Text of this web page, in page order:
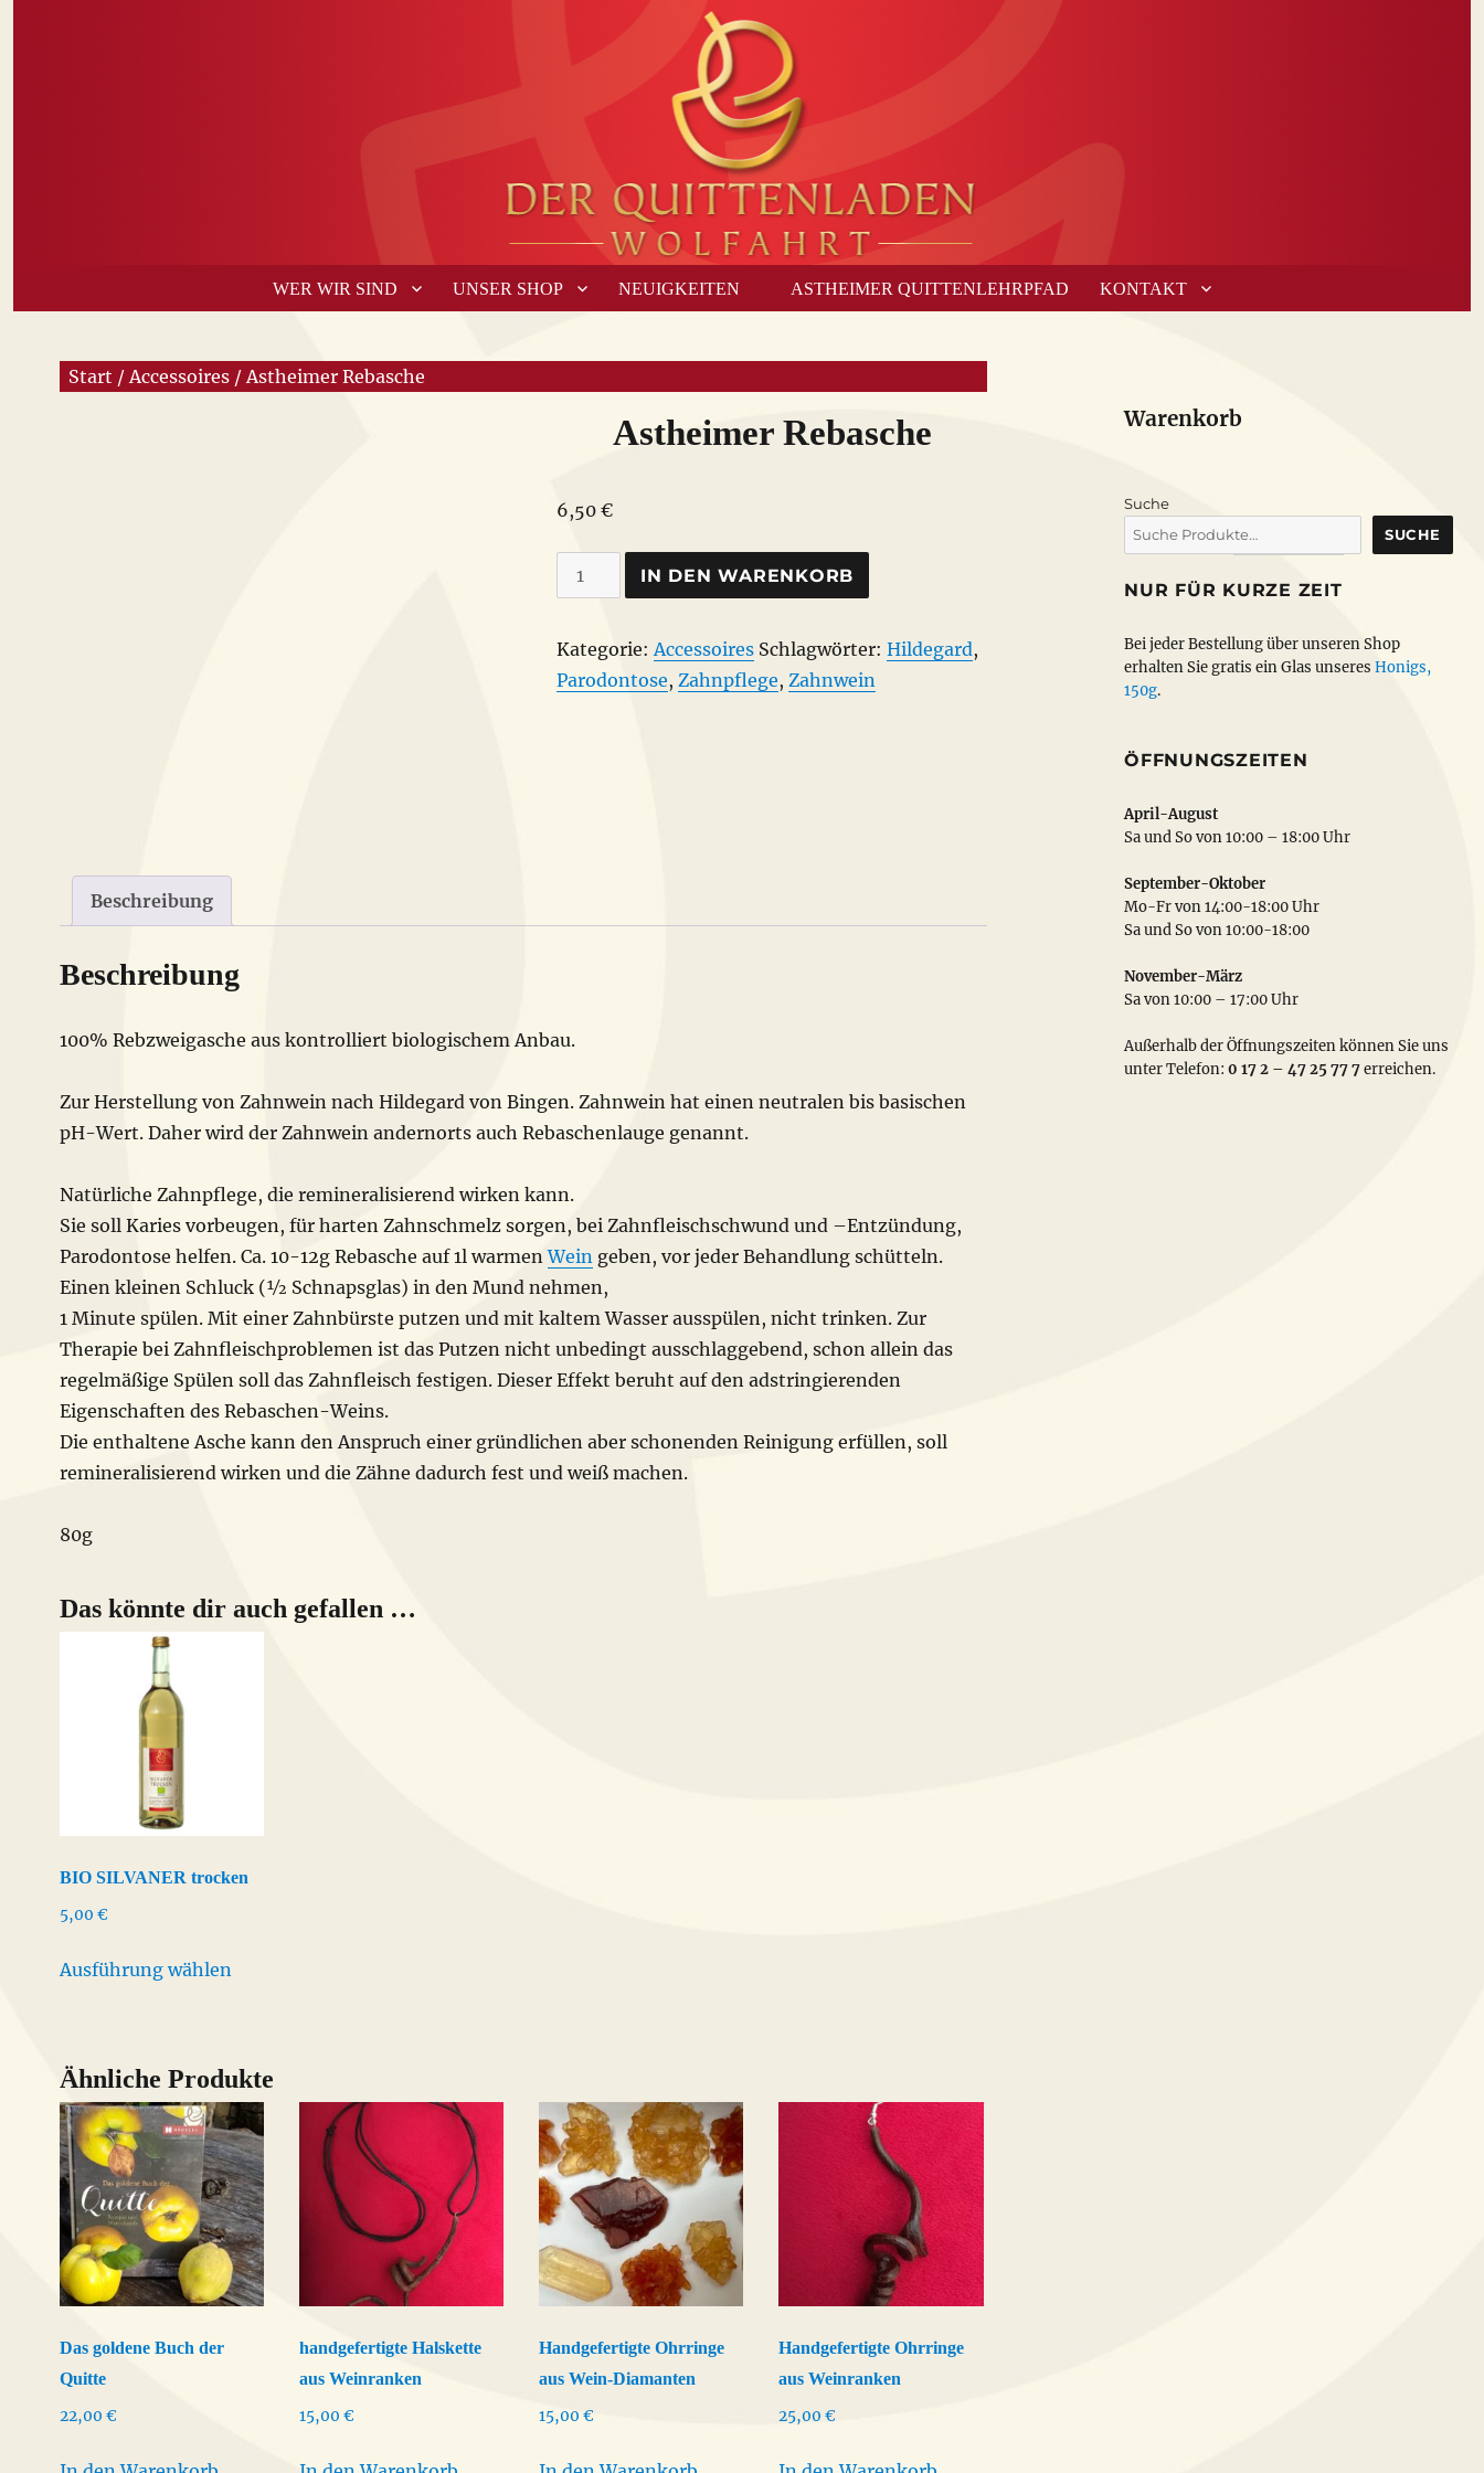
WER WIR SIND UNSER SHOP NEUIGKEITEN ASTHEIMER QUITTENLEHRPFAD KONTAKT
Start /Accessoires / Astheimer Rebasche
Astheimer Rebasche
6,50 €
Astheimer
Rebasche
IN DEN WARENKORB
Kategorie:Accessoires Schlagwörter: Hildegard,
Parodontose, Zahnpflege, Zahnwein
Beschreibung
Beschreibung
100% Rebzweigasche aus kontrolliert biologischem Anbau.
Zur Herstellung von Zahnwein nach Hildegard von Bingen. Zahnwein hat einen neutralen bis basischen
pH-Wert. Daher wird der Zahnwein andernorts auch Rebaschenlauge genannt.
Natürliche Zahnpflege, die remineralisierend wirken kann.
Sie soll Karies vorbeugen, für harten Zahnschmelz sorgen, bei Zahnfleischschwund und –Entzündung,
Parodontose helfen. Ca. 10-12g Rebasche auf 1l warmenWein geben, vor jeder Behandlung schütteln.
Einen kleinen Schluck (½ Schnapsglas) in den Mund nehmen,
1 Minute spülen. Mit einer Zahnbürste putzen und mit kaltem Wasser ausspülen, nicht trinken. Zur
Therapie bei Zahnfleischproblemen ist das Putzen nicht unbedingt ausschlaggebend, schon allein das
regelmäßige Spülen soll das Zahnfleisch festigen. Dieser Effekt beruht auf den adstringierenden
Eigenschaften des Rebaschen-Weins.
Die enthaltene Asche kann den Anspruch einer gründlichen aber schonenden Reinigung erfüllen, soll
remineralisierend wirken und die Zähne dadurch fest und weiß machen.
80g
Das könnte dir auch gefallen …
BIO SILVANER trocken
5,00 €
Ausführung wählen
Produkt
Varianten
auf.
Die
Optionen
können
auf
der
Produktseite
Ähnliche Produkte
Das goldene Buch der
Quitte
22,00 €
handgefertigte Halskette
aus Weinranken
15,00€
Handgefertigte Ohrringe
aus Wein-Diamanten
15,00€
Handgefertigte Ohrringe
aus Weinranken
25,00€
Warenkorb
Suche
SUCHE
NUR FÜR KURZE ZEIT
Bei jeder Bestellung über unseren Shop
erhalten Sie gratis ein Glas unseres Honigs,
150g.
ÖFFNUNGSZEITEN
April-August
Sa und So von 10:00 – 18:00 Uhr
September-Oktober
Mo-Fr von 14:00-18:00 Uhr
Sa und So von 10:00-18:00
November-März
Sa von 10:00 – 17:00 Uhr
Außerhalb der Öffnungszeiten können Sie uns
unter Telefon: 0 17 2 – 47 25 77 7erreichen.